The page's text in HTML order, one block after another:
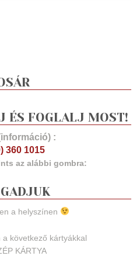
ÉS FOGLALJ MOST!
:
360 1015
az alábbi gombra:
a helyszínen
következő kártyákkal
KÁRTYA